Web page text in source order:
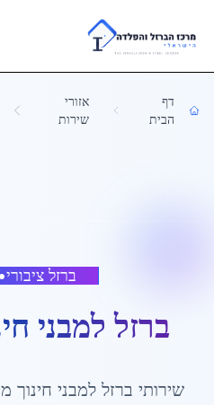
Skip to main content
דף
הבית
אזורי
שירות
ברזל ציבורי•
ברזל למבני
שירותי ברזל למבני חינוך